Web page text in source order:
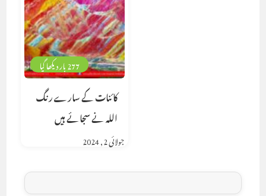
277 بار دیکھا گیا
کائنات کے سارے رنگ
اللہ نے سجائے ہیں
جولائی 2, 2024